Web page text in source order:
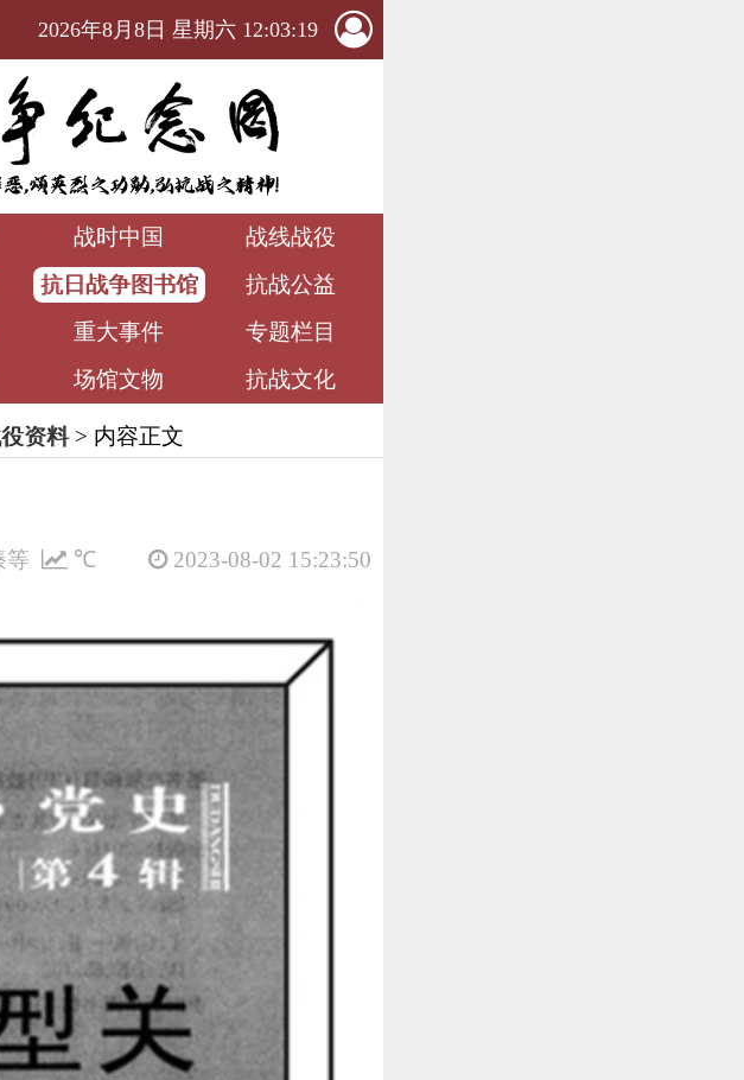
2026年8月8日 星期六 12:03:20
战时中国
战线战役
抗日战争图书馆
抗战公益
重大事件
专题栏目
场馆文物 抗战文化
资料> 内容正文
等 2023-08-02 15:23:50
℃